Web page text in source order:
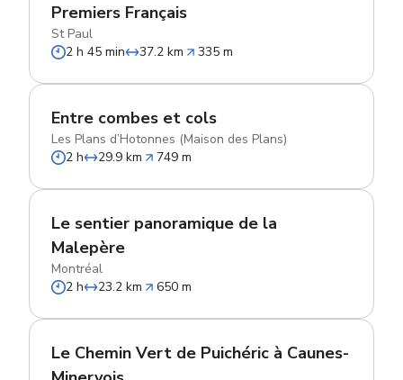
Premiers Français
St Paul
2 h 45 min
37.2 km 335 m
Entre combes et cols
Les Plans d’Hotonnes (Maison des Plans)
2 h
29.9 km 749 m
Le sentier panoramique de la
Malepère
Montréal
2 h
23.2 km 650 m
Le Chemin Vert de Puichéric à Caunes-